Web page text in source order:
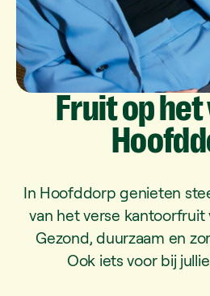
Fruitophet
In Hoofddorp genieten
van het verse kantoorfruit
Gezond, duurzaam en
Ook iets voor bij